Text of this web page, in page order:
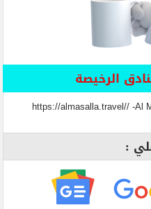
الرخيصة
https://almasalla.travel// -Al
: